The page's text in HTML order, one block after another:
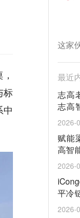
标
中
这家
最近
志高
志高
年会
2026-
赋能
高智
2026-
平冷
多业
2026-